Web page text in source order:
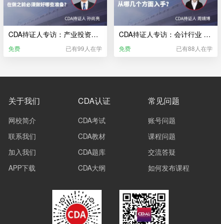
CDA持证人专访：产业投资行业 一份好的生产计划 在做之前必须做好哪些准备？
免费 已有99人在学
CDA持证人专访：会计行业 对公司经营现状做调研 从哪几个方面入手？
免费 已有88人在学
关于我们
网校简介
联系我们
加入我们
APP下载
CDA认证
CDA考试
CDA教材
CDA题库
CDA大纲
常见问题
账号问题
课程问题
交流答疑
如何发布课程